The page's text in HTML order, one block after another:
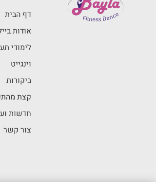
דף הבית
אודות
לימודי
וינגייט
ביקורות
קצת
חדשות
צור קשר